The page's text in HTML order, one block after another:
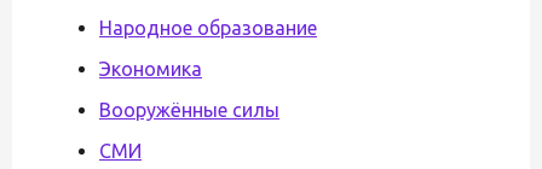
Народное образование
Экономика
Вооружённые силы
СМИ